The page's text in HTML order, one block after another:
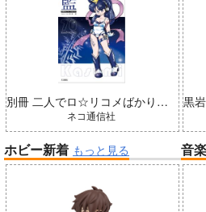
別冊 二人でロ☆リコメばかり描いていた 藍（五藤加純イラストCollection）
ネコ通信社
ホビー新着 もっと見る 音